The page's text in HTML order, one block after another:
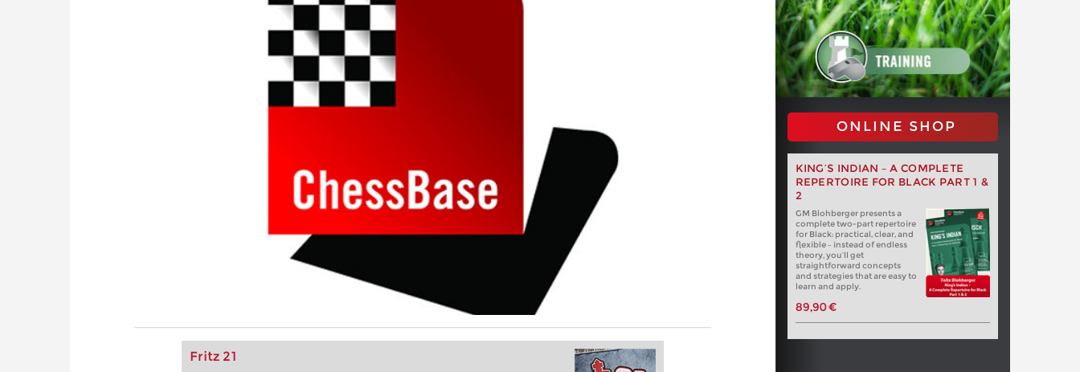
Fritz 21
ONLINE SHOP
KING’S INDIAN – A COMPLETE
REPERTOIRE FOR BLACK PART 1 &
2
GM Blohberger presents a
complete two-part repertoire
for Black: practical, clear, and
flexible – instead of endless
theory, you’ll get
straightforward concepts
and strategies that are easy to
learn and apply.
89,90 €